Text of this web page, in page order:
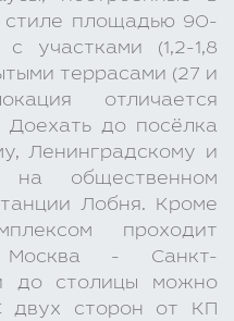
стиле площадью 90-
участками (1,2-1,8
террасами (27 и
отличается
Доехать до посёлка
Ленинградскому и
на общественном
Лобня. Кроме
проходит
Москва - Санкт-
до столицы можно
двух сторон от КП